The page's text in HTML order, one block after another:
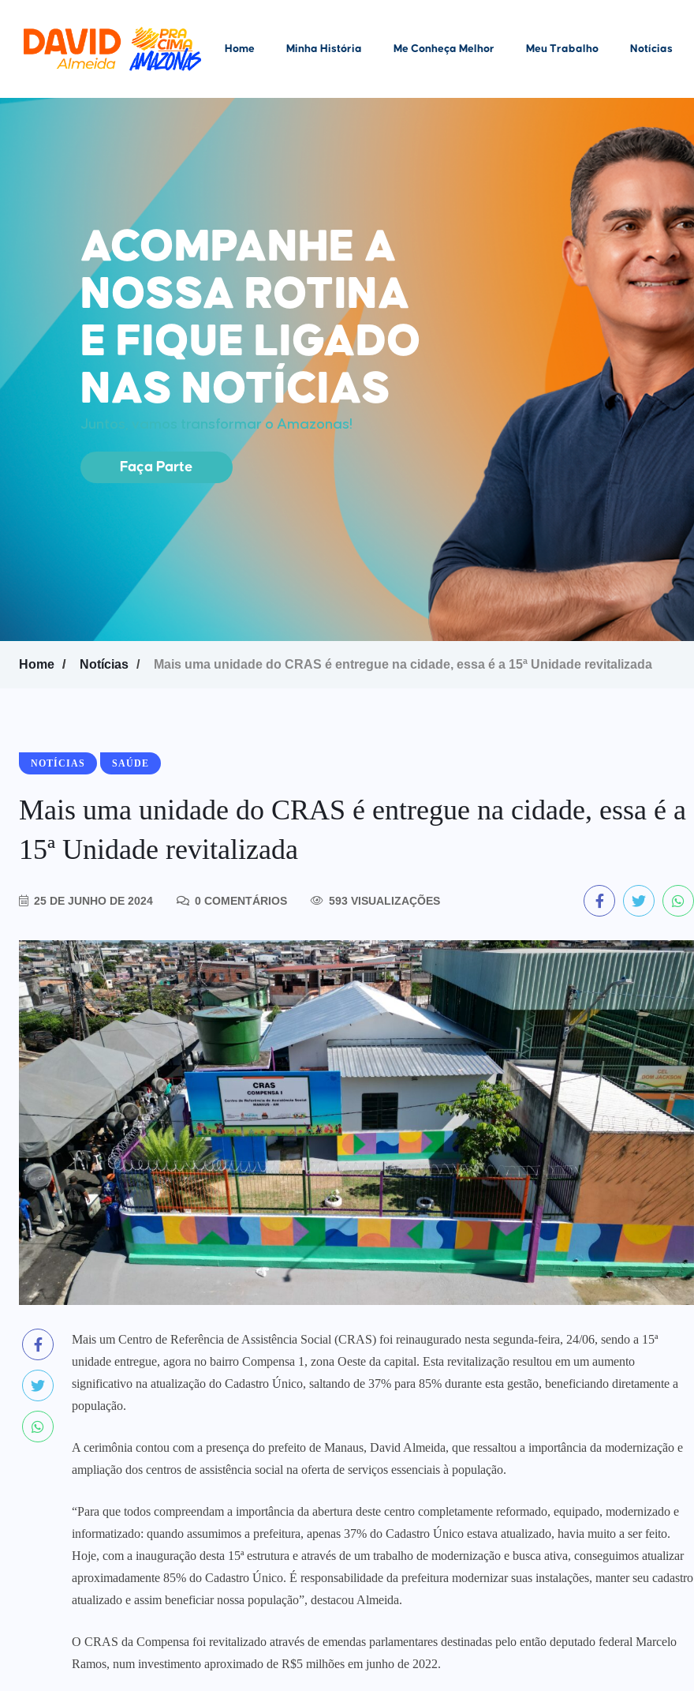
Home Minha História Me Conheça Melhor Meu Trabalho Notícias
ACOMPANHE A
NOSSA ROTINA
E FIQUE LIGADO
NAS NOTÍCIAS
Juntos, vamos transformar o Amazonas!
Faça Parte
Home Notícias Mais uma unidade do CRAS é entregue na cidade, essa é a 15ª Unidade revitalizada
NOTÍCIAS SAÚDE
Mais uma unidade do CRAS é entregue na cidade, essa é a
15ª Unidade revitalizada
25 DE JUNHO DE 2024 0 COMENTÁRIOS 593 VISUALIZAÇÕES
Mais um Centro de Referência de Assistência Social (CRAS) foi reinaugurado nesta segunda-feira, 24/06, sendo a 15ª
unidade entregue, agora no bairro Compensa 1, zona Oeste da capital. Esta revitalização resultou em um aumento
significativo na atualização do Cadastro Único, saltando de 37% para 85% durante esta gestão, beneficiando diretamente a
população.
A cerimônia contou com a presença do prefeito de Manaus, David Almeida, que ressaltou a importância da modernização e
ampliação dos centros de assistência social na oferta de serviços essenciais à população.
“Para que todos compreendam a importância da abertura deste centro completamente reformado, equipado, modernizado e
informatizado: quando assumimos a prefeitura, apenas 37% do Cadastro Único estava atualizado, havia muito a ser feito.
Hoje, com a inauguração desta 15ª estrutura e através de um trabalho de modernização e busca ativa, conseguimos atualizar
aproximadamente 85% do Cadastro Único. É responsabilidade da prefeitura modernizar suas instalações, manter seu cadastro
atualizado e assim beneficiar nossa população”, destacou Almeida.
O CRAS da Compensa foi revitalizado através de emendas parlamentares destinadas pelo então deputado federal Marcelo
Ramos, num investimento aproximado de R$5 milhões em junho de 2022.